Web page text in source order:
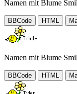
Namen mit Blume
BBCode HTML
Namen mit Blume
BBCode HTML